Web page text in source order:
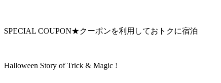
SPECIAL COUPON★クーポンを利用しておトクに宿泊
Halloween Story of Trick & Magic !